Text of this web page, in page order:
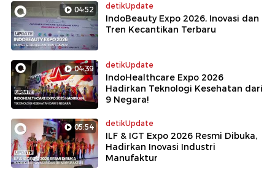
04:52 detikUpdate
IndoBeauty Expo 2026, Inovasi dan
Tren Kecantikan Terbaru
04:39 detikUpdate
IndoHealthcare Expo 2026
Hadirkan Teknologi Kesehatan dari
9 Negara!
05:54 detikUpdate
ILF & IGT Expo 2026 Resmi Dibuka,
Hadirkan Inovasi Industri
Manufaktur